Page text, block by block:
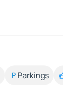
Parkings